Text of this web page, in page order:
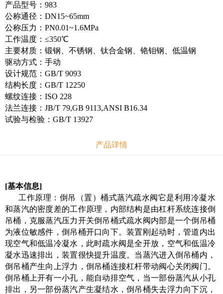
产品型号：983
公称通径：DN15~65mm
公称压力：PN0.01~1.6MPa
工作温度：≤350℃
主要材质：锻钢、不锈钢、钛合金钢、铬钼钢、低温钢
驱动方式：手动
设计规范：GB/T 9093
结构长度：GB/T 12250
螺纹连接：ISO 228
法兰连接：JB/T 79,GB 9113,ANSI B16.34
试验与检验：GB/T 13927
产品详情
[基本信息]
工作原理： 倒吊（置）桶式蒸汽疏水阀它是利用冷凝水
和蒸汽的密度差的工作原理，内部结构是由杠杆系统连接倒
吊桶，克服蒸汽压力开关倒吊桶式疏水阀内部是一个倒吊桶
为液位敏感件，倒吊桶开口向下。装置刚起动时，管道内出
现空气和低温冷凝水，此时疏水阀是全开放，空气和低温冷
凝水迅速排出，装置很快提升温度。当蒸汽进入倒吊桶内，
倒吊桶产生向上浮力，倒吊桶连接杠杆带动阀心关闭阀门。
倒吊桶上开有一小孔，能自动排空气，当一部份蒸汽从小孔
排出，另一部份蒸汽产生凝结水，倒吊桶失去浮力向下沉，